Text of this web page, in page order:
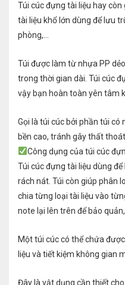
Túi cúc đựng tài liệu hay
tài liệu khổ lớn dùng để lưu
phòng,…
Túi được làm từ nhựa PP
trong thời gian dài. Túi cúc
vậy bạn hoàn toàn yên tâm
Gọi là túi cúc bởi phần túi có
bền cao, tránh gây thất
Công dụng của túi cúc
Túi cúc đựng tài liệu dùng
rách nát. Túi còn giúp phân
chia từng loại tài liệu vào
note lại lên trên để bảo
Một túi cúc có thể chứa
liệu và tiết kiệm không gian
Đây là vật dụng cần thiết